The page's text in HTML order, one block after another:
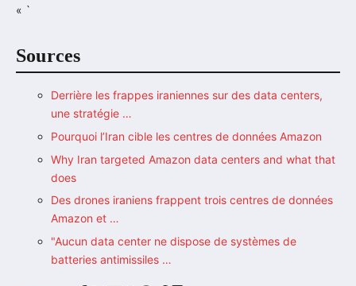
« `
Sources
Derrière les frappes iraniennes sur des data centers,
une stratégie …
Pourquoi l’Iran cible les centres de données Amazon
Why Iran targeted Amazon data centers and what that
does
Des drones iraniens frappent trois centres de données
Amazon et …
"Aucun data center ne dispose de systèmes de
batteries antimissiles …